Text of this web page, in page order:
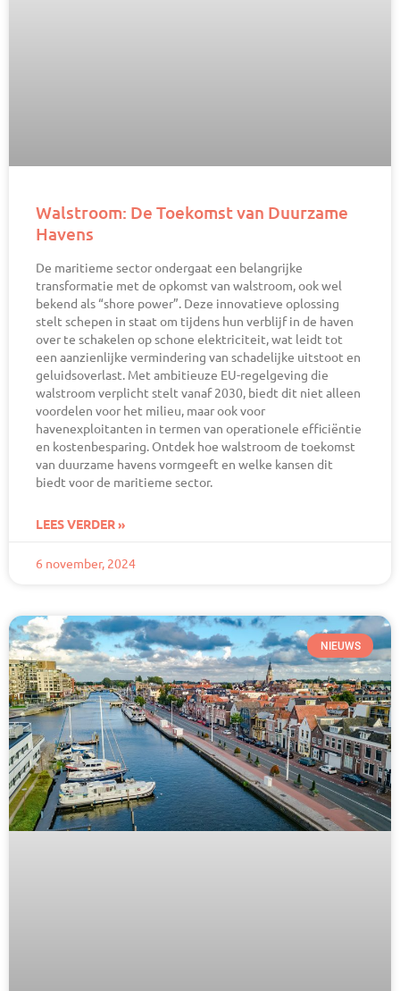
Walstroom: De Toekomst van Duurzame
Havens
De maritieme sector ondergaat een belangrijke
transformatie met de opkomst van walstroom, ook wel
bekend als “shore power”. Deze innovatieve oplossing
stelt schepen in staat om tijdens hun verblijf in de haven
over te schakelen op schone elektriciteit, wat leidt tot
een aanzienlijke vermindering van schadelijke uitstoot en
geluidsoverlast. Met ambitieuze EU-regelgeving die
walstroom verplicht stelt vanaf 2030, biedt dit niet alleen
voordelen voor het milieu, maar ook voor
havenexploitanten in termen van operationele efficiëntie
en kostenbesparing. Ontdek hoe walstroom de toekomst
van duurzame havens vormgeeft en welke kansen dit
biedt voor de maritieme sector.
LEES VERDER »
6 november, 2024
NIEUWS